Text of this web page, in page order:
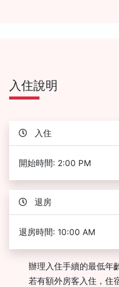
入住說明
入住
開始時間: 2:00 PM
退房
退房時間: 10:00 AM
辦理入住手續的最低年
若有額外房客入住，住